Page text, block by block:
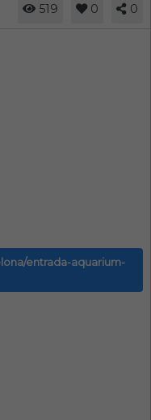
519 0 0
entrada-aquarium-